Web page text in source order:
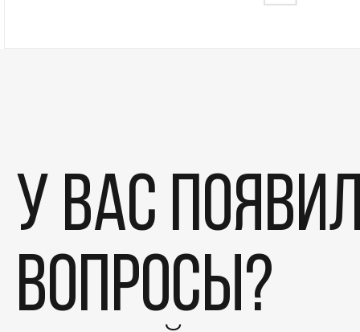
У вас
вопросы?
Этапы